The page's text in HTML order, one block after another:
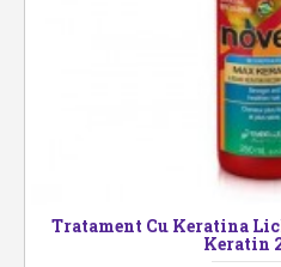
Tratament Cu Keratina
Keratin